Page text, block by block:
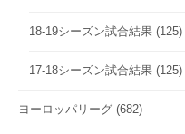
18-19シーズン試合結果 (125)
17-18シーズン試合結果 (125)
ヨーロッパリーグ (682)